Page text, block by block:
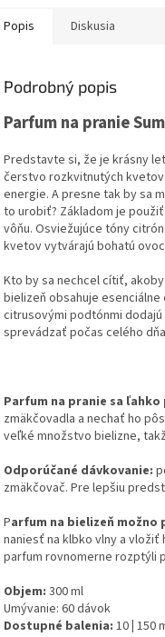
Popis Diskusia
Podrobný popis
Parfum na pranie
Predstavte si, že je krásny
čerstvo rozkvitnutých
energie. A presne tak by sa
to urobiť? Základom je
vôňu. Osviežujúce tóny
kvetov vytvárajú bohatú
Kto by sa nechcel cítiť,
bielizeň obsahuje
citrusovými podtónmi
sprevádzať počas celého
Parfum na pranie sa ľahko
zmäkčovadla a nechať ho
veľké množstvo bielizne,
Odporúčané dávkovanie:
zmäkčovač. Pre lepšiu
Parfum na bielizeň možno
naniesť na klbko vlny a vložiť
parfum rovnomerne rozptýli
Objem: 300 ml
Umývanie: 60 dávok
Dostupné balenia: 10 150